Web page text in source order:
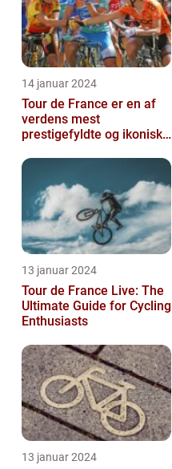
14 januar 2024
Tour de France er en af
verdens mest
prestigefyldte og ikoniske
millioner a...
13 januar 2024
Tour de France Live: The
Ultimate Guide for Cycling
Enthusiasts
13 januar 2024